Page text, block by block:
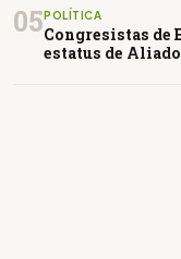
05POLÍTICA
Congresistas de
estatus de